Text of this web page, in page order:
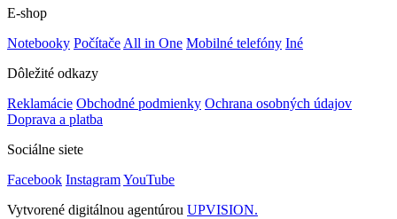
E-shop
Notebooky Počítače All in One Mobilné telefóny Iné
Dôležité odkazy
Reklamácie Obchodné podmienky Ochrana osobných údajov
Doprava a platba
Sociálne siete
Facebook InstagramYouTube
Vytvorené digitálnou agentúrou UPVISION.